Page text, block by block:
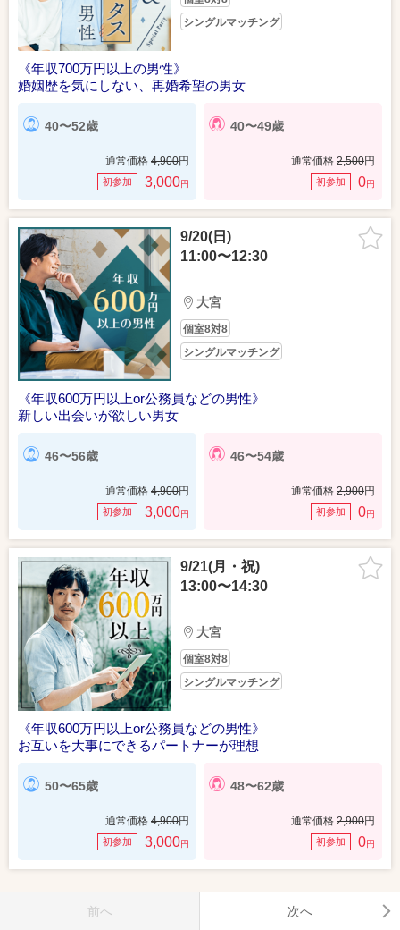
シングルマッチング
《年収700万円以上の男性》
婚姻歴を気にしない、再婚希望の男女
40〜52歳
通常価格 4,900円
初参加 3,000円
40〜49歳
通常価格 2,500円
初参加 0円
9/20(日)
11:00〜12:30
大宮
個室8対8
シングルマッチング
《年収600万円以上or公務員などの男性》
新しい出会いが欲しい男女
46〜56歳
通常価格 4,900円
初参加 3,000円
46〜54歳
通常価格 2,900円
初参加 0円
9/21(月・祝)
13:00〜14:30
大宮
個室8対8
シングルマッチング
《年収600万円以上or公務員などの男性》
お互いを大事にできるパートナーが理想
50〜65歳
通常価格 4,900円
初参加 3,000円
48〜62歳
通常価格 2,900円
初参加 0円
前へ 次へ